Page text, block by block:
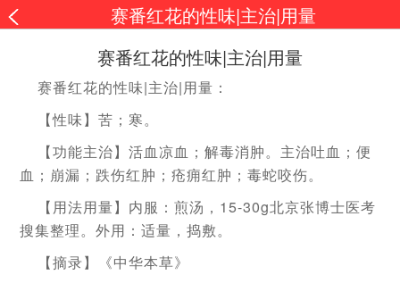
赛番红花的性味|主治|用量
赛番红花的性味|主治|用量
赛番红花的性味|主治| 用量：
【性味】苦；寒。
【功能主治】活血凉血；解毒消肿。主治吐血；便
血；崩漏；跌伤红肿；疮痈红肿；毒蛇咬伤。
【用法用量】内服：煎汤， 15-30g北京张博士医考
搜集整理。外用：适量，捣敷。
【摘录】《中华本草》